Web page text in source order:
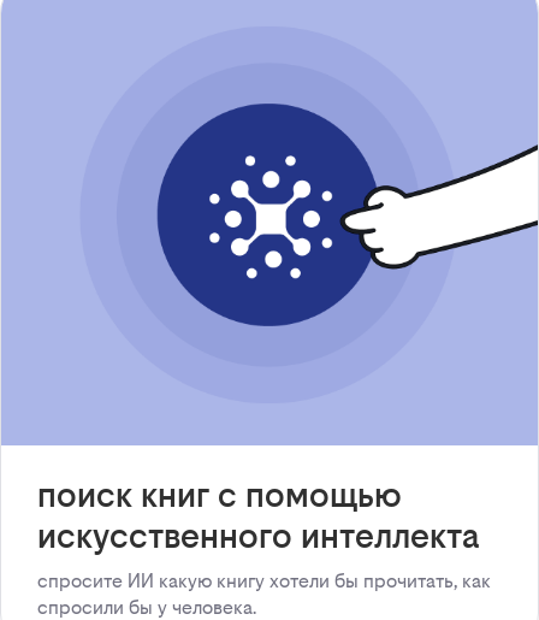
поиск книг с помощью
искусственного интеллекта
спросите ИИ какую книгу хотели бы прочитать, как
спросили бы у человека.